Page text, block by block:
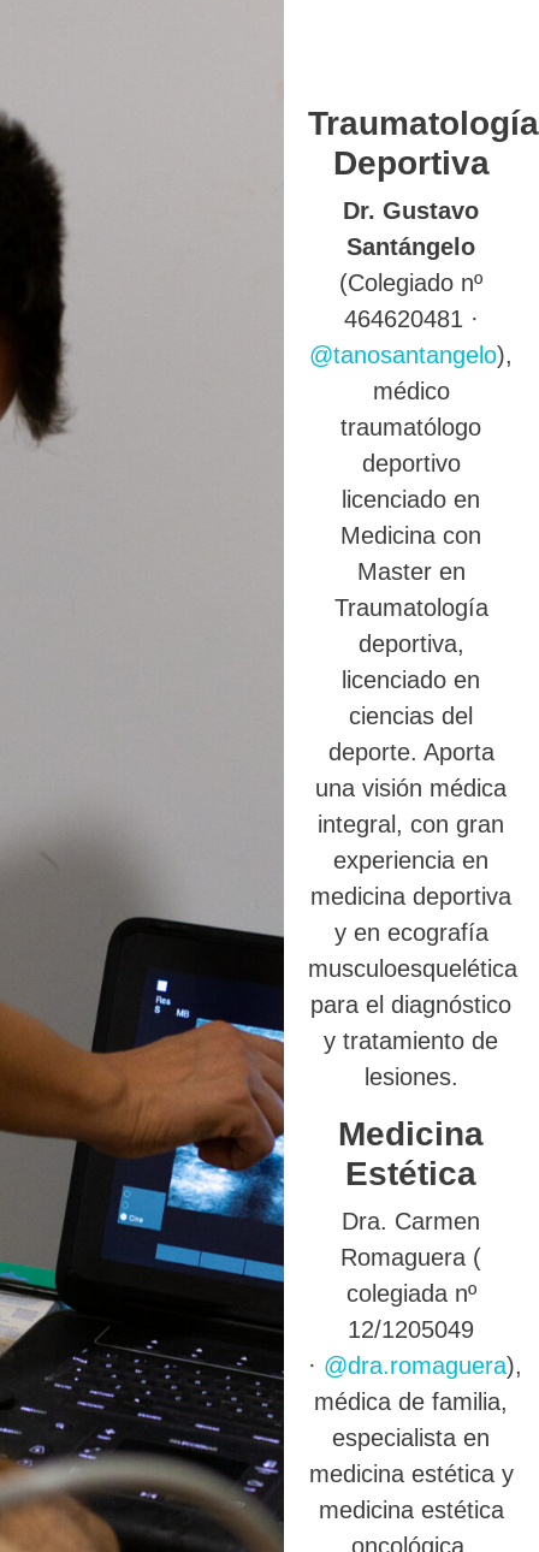
Traumatología
Deportiva
Dr. Gustavo
Santángelo
(Colegiado nº
464620481 ·
@tanosantangelo),
médico
traumatólogo
deportivo
licenciado en
Medicina con
Master en
Traumatología
deportiva,
licenciado en
ciencias del
deporte. Aporta
una visión médica
integral, con gran
experiencia en
medicina deportiva
y en ecografía
musculoesquelética
para el diagnóstico
y tratamiento de
lesiones.
Medicina
Estética
Dra. Carmen
Romaguera (
colegiada nº
12/1205049
· @dra.romaguera),
médica de familia,
especialista en
medicina estética y
medicina estética
oncológica.